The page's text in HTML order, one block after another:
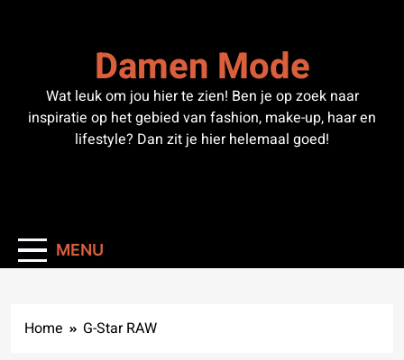
Damen Mode
Wat leuk om jou hier te zien! Ben je op zoek naar
inspiratie op het gebied van fashion, make-up, haar en
lifestyle? Dan zit je hier helemaal goed!
MENU
Home G-Star RAW